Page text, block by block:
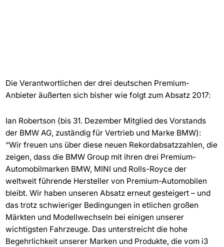
Die Verantwortlichen der drei deutschen Premium-
Anbieter äußerten sich bisher wie folgt zum Absatz 2017:
Ian Robertson (bis 31. Dezember Mitglied des Vorstands
der BMW AG, zuständig für Vertrieb und Marke BMW):
“Wir freuen uns über diese neuen Rekordabsatzzahlen, die
zeigen, dass die BMW Group mit ihren drei Premium-
Automobilmarken BMW, MINI und Rolls-Royce der
weltweit führende Hersteller von Premium-Automobilen
bleibt. Wir haben unseren Absatz erneut gesteigert – und
das trotz schwieriger Bedingungen in etlichen großen
Märkten und Modellwechseln bei einigen unserer
wichtigsten Fahrzeuge. Das unterstreicht die hohe
Begehrlichkeit unserer Marken und Produkte, die vom i3